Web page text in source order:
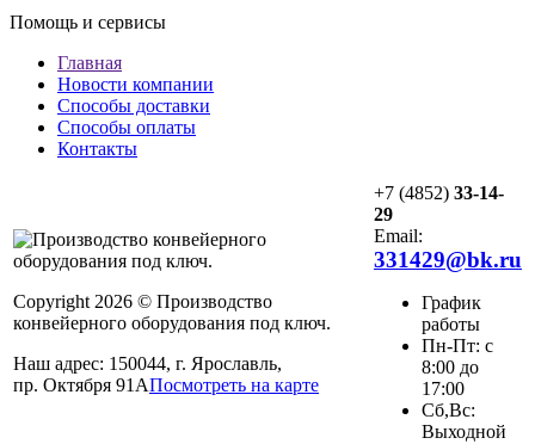
Помощь и сервисы
Главная
Новости компании
Способы доставки
Способы оплаты
Контакты
Copyright 2026 © Производство
конвейерного оборудования под ключ.
Наш адрес: 150044, г. Ярославль,
пр. Октября 91АПосмотреть на карте
+7 (4852) 33-14-
29
Email:
331429@bk.ru
График
работы
Пн-Пт: с
8:00 до
17:00
Сб,Вс:
Выходной